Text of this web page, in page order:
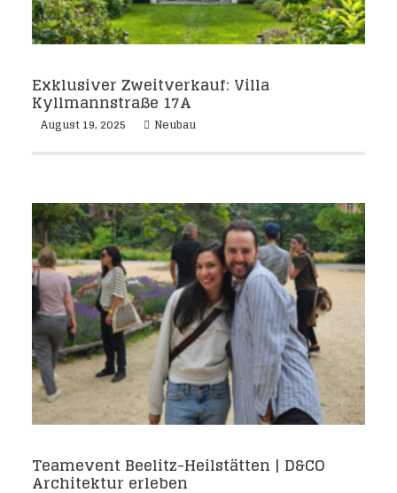
Exklusiver Zweitverkauf: Villa
Kyllmannstraße 17A
August 19, 2025 Neubau
Teamevent Beelitz-Heilstätten | D&CO
Architektur erleben